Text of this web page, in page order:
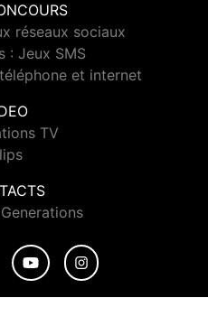
réseaux sociaux
: Jeux SMS
et internet
TV